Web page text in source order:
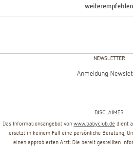
weiterempfehlen
NEWSLETTER
Anmeldung
DISCLAIMER
Das Informationsangebot von www.babyclub.de dient
ersetzt in keinem Fall eine persönliche Beratung,
einen approbierten Arzt. Die bereit gestellten